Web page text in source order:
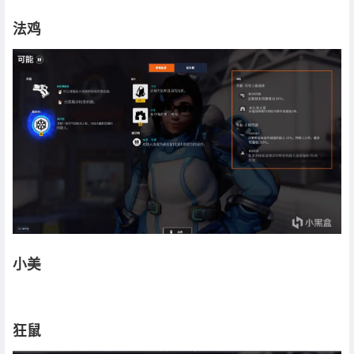
法鸡
小美
狂鼠